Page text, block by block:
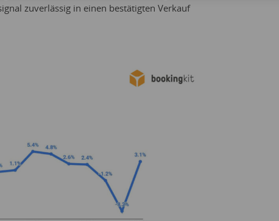
zuverlässig in einen bestätigten Verkauf